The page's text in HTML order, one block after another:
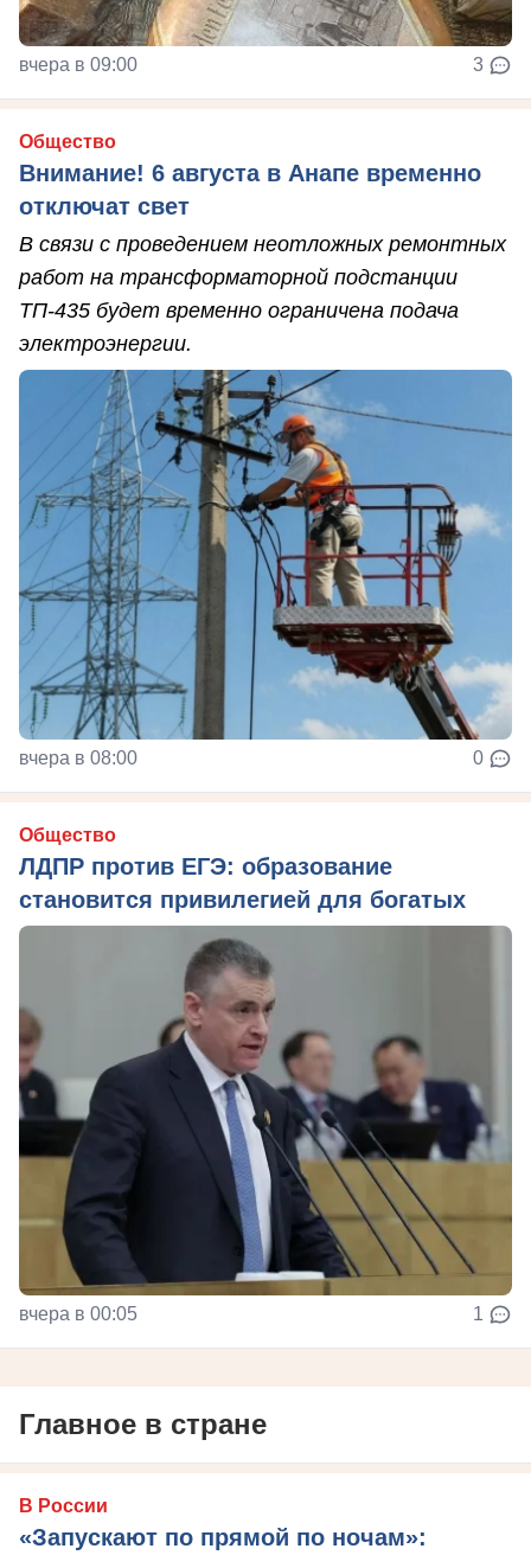
вчера в 09:00 3
Общество
Внимание! 6 августа в Анапе временно
отключат свет
В связи с проведением неотложных ремонтных
работ на трансформаторной подстанции
ТП-435 будет временно ограничена подача
электроэнергии.
вчера в 08:00 0
Общество
ЛДПР против ЕГЭ: образование
становится привилегией для богатых
вчера в 00:05 1
Главное в стране
В России
«Запускают по прямой по ночам»: